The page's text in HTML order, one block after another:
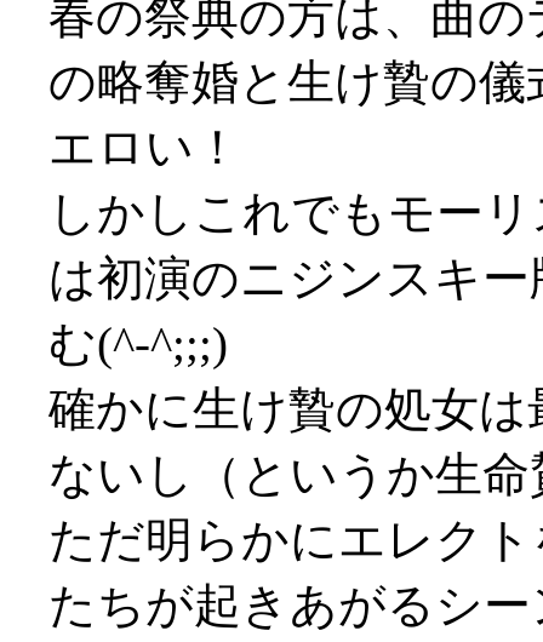
春の祭典の方は、曲
の略奪婚と生け贄の
エロい！
しかしこれでもモー
は初演のニジンスキ
む(^-^;;;)
確かに生け贄の処女
ないし（というか生
ただ明らかにエレク
たちが起きあがるシ